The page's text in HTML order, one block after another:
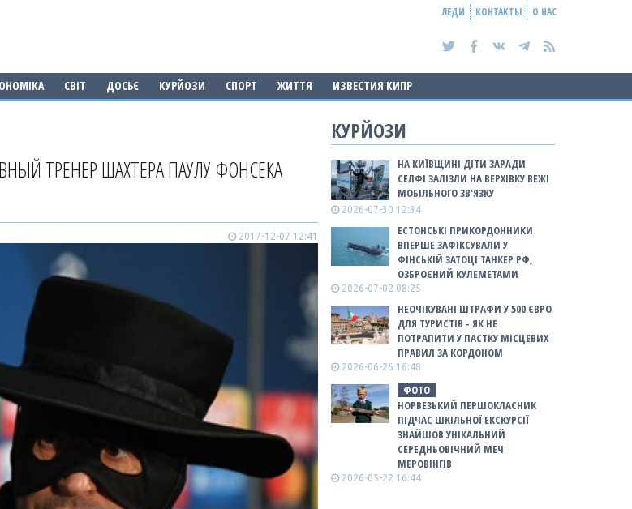
ЛЕДИ КОНТАКТЫ О НАС
СВІТ ДОСЬЄ КУРЙОЗИ СПОРТ ЖИТТЯ ИЗВЕСТИЯ КИПР
ТРЕНЕР ШАХТЕРА ПАУЛУ ФОНСЕКА
2017-12-07 12:41
КУРЙОЗИ
НА КИЇВЩИНІ ДІТИ ЗАРАДИ
СЕЛФІ ЗАЛІЗЛИ НА ВЕРХІВКУ ВЕЖІ
МОБІЛЬНОГО ЗВ'ЯЗКУ
2026-07-30 12:34
ЕСТОНСЬКІ ПРИКОРДОННИКИ
ВПЕРШЕ ЗАФІКСУВАЛИ У
ФІНСЬКІЙ ЗАТОЦІ ТАНКЕР РФ,
ОЗБРОЄНИЙ КУЛЕМЕТАМИ
2026-07-02 08:25
НЕОЧІКУВАНІ ШТРАФИ У 500 ЄВРО
ДЛЯ ТУРИСТІВ - ЯК НЕ
ПОТРАПИТИ У ПАСТКУ МІСЦЕВИХ
ПРАВИЛ ЗА КОРДОНОМ
2026-06-26 16:48
ФОТО
НОРВЕЗЬКИЙ ПЕРШОКЛАСНИК
ПІДЧАС ШКІЛЬНОЇ ЕКСКУРСІЇ
ЗНАЙШОВ УНІКАЛЬНИЙ
СЕРЕДНЬОВІЧНИЙ МЕЧ
МЕРОВІНГІВ
2026-05-22 16:44